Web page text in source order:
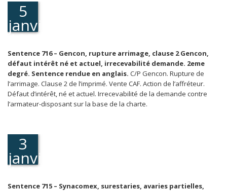
5
janvier
1989
Sentence 716 – Gencon, rupture arrimage, clause 2 Gencon,
défaut intérêt né et actuel, irrecevabilité demande. 2eme
degré. Sentence rendue en anglais. C/P Gencon. Rupture de
l’arrimage. Clause 2 de l’imprimé. Vente CAF. Action de l’affréteur.
Défaut d’intérêt, né et actuel. Irrecevabilité de la demande contre
l’armateur-disposant sur la base de la charte.
3
janvier
1989
Sentence 715 – Synacomex, surestaries, avaries partielles,